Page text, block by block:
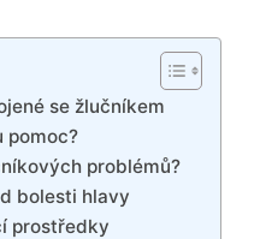
se žlučníkem
pomoc?
problémů?
bolesti hlavy
prostředky